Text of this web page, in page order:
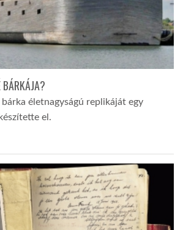
BÁRKÁJA?
életnagyságú replikáját egy
el.